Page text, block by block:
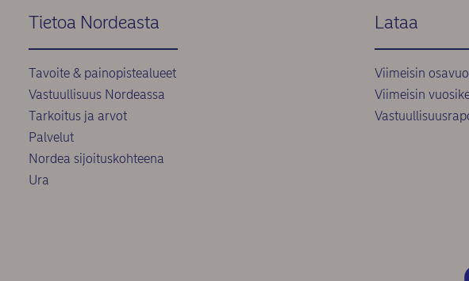
Tietoa Nordeasta
Tavoite & painopistealueet
Vastuullisuus Nordeassa
Tarkoitus ja arvot
Palvelut
Nordea sijoituskohteena
Ura
Lataa
Viimeisin
Viimeisin